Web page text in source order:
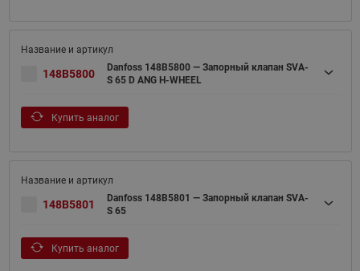
148B5800
Danfoss 148B5800 — Запорный клапан SVA-
S 65 D ANG H-WHEEL
Купить аналог
148B5801
Danfoss 148B5801 — Запорный клапан SVA-
S 65
Купить аналог